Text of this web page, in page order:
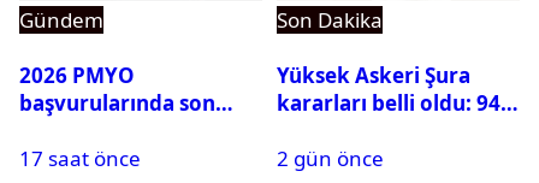
Gündem
2026 PMYO
başvurularında son
17 saat önce
Son Dakika
Yüksek Askeri Şura
kararları belli oldu: 94
2 gün önce